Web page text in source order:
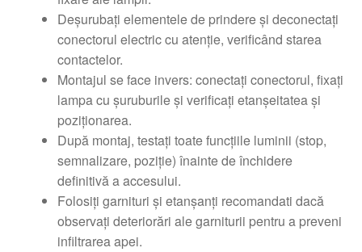
Deșurubați elementele de prindere și deconectați
conectorul electric cu atenție, verificând starea
contactelor.
Montajul se face invers: conectați conectorul, fixați
lampa cu șuruburile și verificați etanșeitatea și
poziționarea.
După montaj, testați toate funcțiile luminii (stop,
semnalizare, poziție) înainte de închidere
definitivă a accesului.
Folosiți garnituri și etanșanți recomandati dacă
observați deteriorări ale garniturii pentru a preveni
infiltrarea apei.